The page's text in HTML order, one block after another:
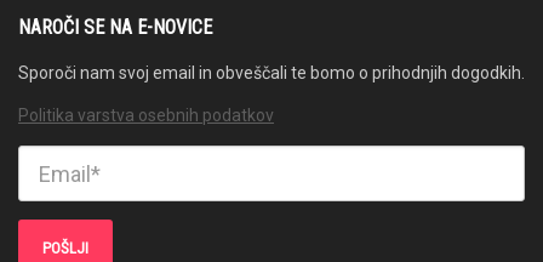
NAROČI SE NA E-NOVICE
Sporoči nam svoj email in obveščali te bomo o prihodnjih dogodkih.
Politika varstva osebnih podatkov